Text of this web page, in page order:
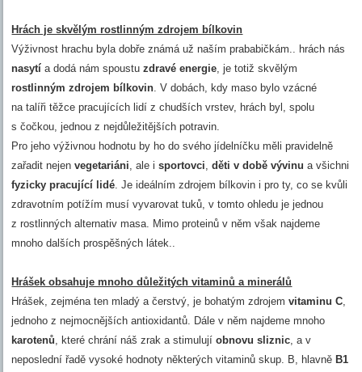
Hrách je skvělým rostlinným zdrojem bílkovin
Výživnost hrachu byla dobře známá už naším prababičkám.. hrách nás
nasytí a dodá nám spoustuzdravé energie, je totiž skvělým
rostlinným zdrojem bílkovin. V dobách, kdy maso bylo vzácné
na talíři těžce pracujících lidí z chudších vrstev, hrách byl, spolu
s čočkou, jednou z nejdůležitějších potravin.
Pro jeho výživnou hodnotu by ho do svého jídelníčku měli pravidelně
zařadit nejenvegetariáni, ale isportovci,děti v době vývinu a všichni
fyzicky pracující lidé. Je ideálním zdrojem bílkovin i pro ty, co se kvůli
zdravotním potížím musí vyvarovat tuků, v tomto ohledu je jednou
z rostlinných alternativ masa. Mimo proteinů v něm však najdeme
mnoho dalších prospěšných látek..
Hrášek obsahuje mnoho důležitých vitaminů a minerálů
Hrášek, zejména ten mladý a čerstvý, je bohatým zdrojemvitaminu C,
jednoho z nejmocnějších antioxidantů. Dále v něm najdeme mnoho
karotenů, které chrání náš zrak a stimulujíobnovu sliznic, a v
neposlední řadě vysoké hodnoty některých vitaminů skup. B, hlavně B1